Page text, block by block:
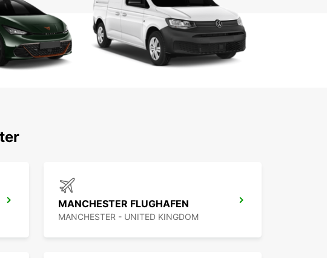
MANCHESTER FLUGHAFEN
MANCHESTER - UNITED KINGDOM